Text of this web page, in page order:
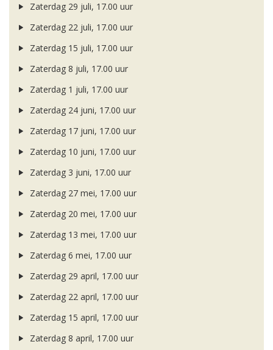
Zaterdag 29 juli, 17.00 uur
Zaterdag 22 juli, 17.00 uur
Zaterdag 15 juli, 17.00 uur
Zaterdag 8 juli, 17.00 uur
Zaterdag 1 juli, 17.00 uur
Zaterdag 24 juni, 17.00 uur
Zaterdag 17 juni, 17.00 uur
Zaterdag 10 juni, 17.00 uur
Zaterdag 3 juni, 17.00 uur
Zaterdag 27 mei, 17.00 uur
Zaterdag 20 mei, 17.00 uur
Zaterdag 13 mei, 17.00 uur
Zaterdag 6 mei, 17.00 uur
Zaterdag 29 april, 17.00 uur
Zaterdag 22 april, 17.00 uur
Zaterdag 15 april, 17.00 uur
Zaterdag 8 april, 17.00 uur